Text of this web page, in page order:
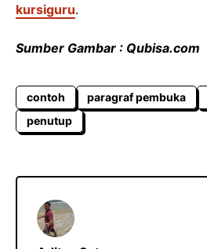
kursiguru.
Sumber Gambar : Qubisa.com
contoh paragraf pembuka
penutup